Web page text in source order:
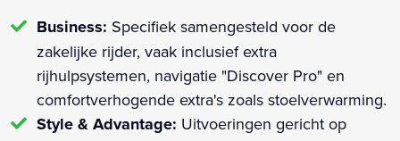
Business: Specifiek samengesteld voor de
zakelijke rijder, vaak inclusief extra
rijhulpsystemen, navigatie "Discover Pro" en
comfortverhogende extra's zoals stoelverwarming.
Style & Advantage: Uitvoeringen gericht op